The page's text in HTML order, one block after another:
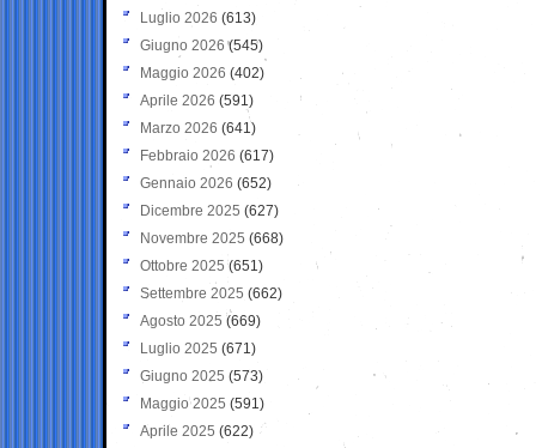
Luglio 2026 (613)
Giugno 2026 (545)
Maggio 2026 (402)
Aprile 2026 (591)
Marzo 2026 (641)
Febbraio 2026 (617)
Gennaio 2026 (652)
Dicembre 2025 (627)
Novembre 2025 (668)
Ottobre 2025 (651)
Settembre 2025 (662)
Agosto 2025 (669)
Luglio 2025 (671)
Giugno 2025 (573)
Maggio 2025 (591)
Aprile 2025 (622)